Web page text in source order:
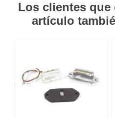
Los clientes que
artículo